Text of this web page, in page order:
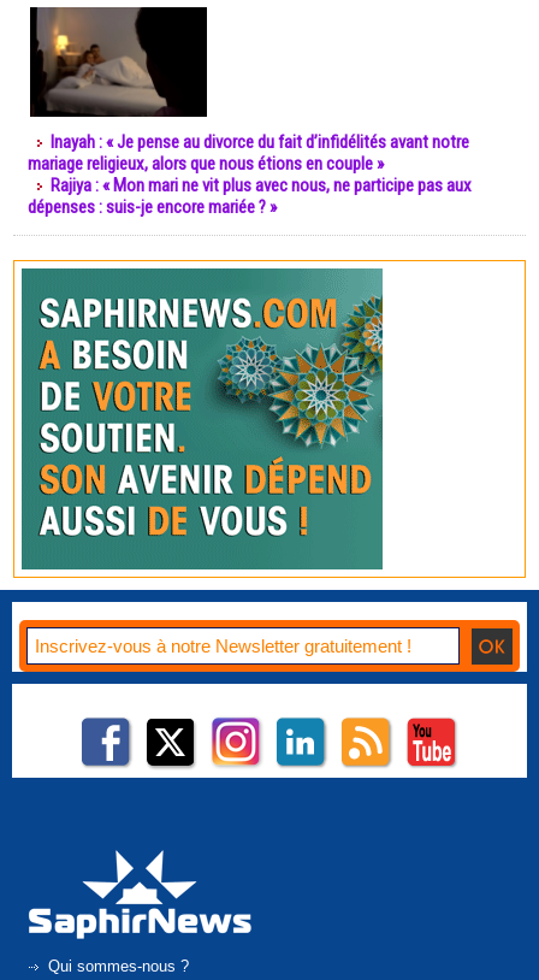
Inayah : « Je pense au divorce du fait d’infidélités avant notre
mariage religieux, alors que nous étions en couple »
Rajiya : « Mon mari ne vit plus avec nous, ne participe pas aux
dépenses : suis-je encore mariée ? »
Qui sommes-nous ?